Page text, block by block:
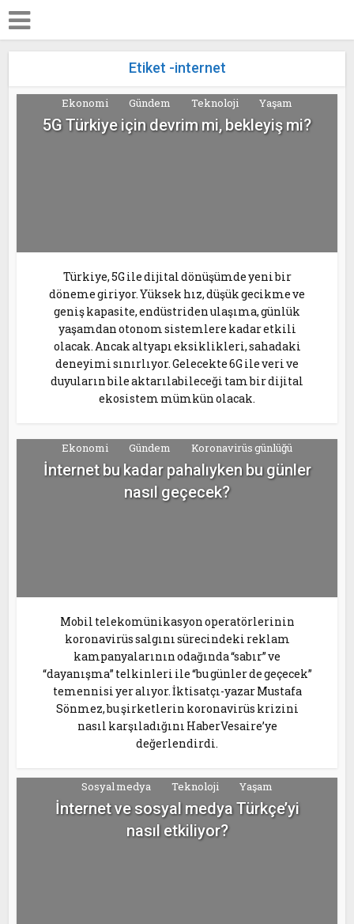
Etiket -internet
Ekonomi Gündem Teknoloji Yaşam
5G Türkiye için devrim mi, bekleyiş mi?
Türkiye, 5G ile dijital dönüşümde yeni bir
döneme giriyor. Yüksek hız, düşük gecikme ve
geniş kapasite, endüstriden ulaşıma, günlük
yaşamdan otonom sistemlere kadar etkili
olacak. Ancak altyapı eksiklikleri, sahadaki
deneyimi sınırlıyor. Gelecekte 6G ile veri ve
duyuların bile aktarılabileceği tam bir dijital
ekosistem mümkün olacak.
Ekonomi Gündem Koronavirüs günlüğü
İnternet bu kadar pahalıyken bu günler
nasıl geçecek?
Mobil telekomünikasyon operatörlerinin
koronavirüs salgını sürecindeki reklam
kampanyalarının odağında “sabır” ve
“dayanışma” telkinleri ile “bu günler de geçecek”
temennisi yer alıyor. İktisatçı-yazar Mustafa
Sönmez, bu şirketlerin koronavirüs krizini
nasıl karşıladığını HaberVesaire’ye
değerlendirdi.
Sosyal medya Teknoloji Yaşam
İnternet ve sosyal medya Türkçe’yi
nasıl etkiliyor?